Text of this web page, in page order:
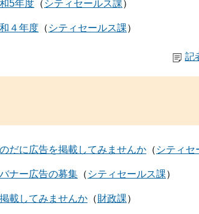
5年度 シティセールス課
４年度 シティセールス課
記
だに広告を掲載してみませんか シティセ
ナー広告の募集 シティセールス課
載してみませんか 財政課